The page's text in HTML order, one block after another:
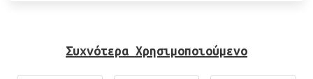
Συχνότερα Χρησιμοποιούμενο